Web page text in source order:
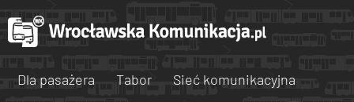
Dla pasażera Tabor
Sieć komunikacyjna